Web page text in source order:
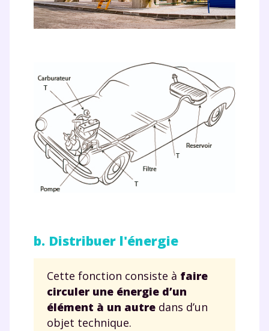
b. Distribuer l'énergie
Cette fonction consiste à faire
circuler une énergie d’un
élément à un autre dans d’un
objet technique.